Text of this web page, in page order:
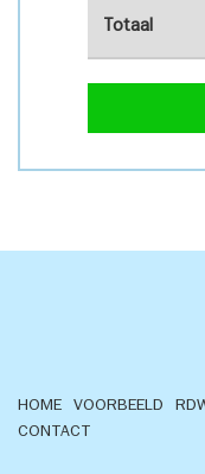
Totaal
HOME VOORBEELD
CONTACT